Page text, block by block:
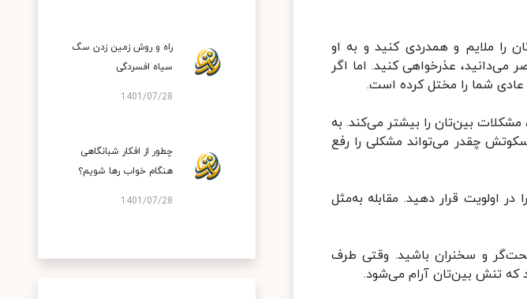
را ملایم و همدردی کنید و به او
عذرخواهی کنید. اما اگر
عادی شما را مختل کرده است.
بین‌تان را بیشتر می‌کند. به
چقدر می‌تواند مشکلی را رفع
اولویت قرار دهید. مقابله به‌مثل
و سخنران باشید. وقتی طرف
که تنش بین‌تان آرام می‌شود.
راه و روش زمین زدن سگ
سیاه افسردگی
1401/07/28
چطور از افکار شبانگاهی
هنگام خواب رها شویم؟
1401/07/28